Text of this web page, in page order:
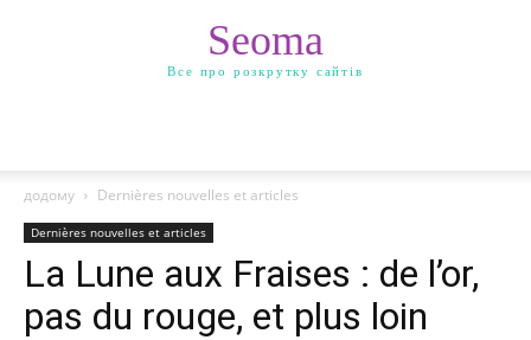
Seoma
Все про розкрутку сайтів
додому Dernières nouvelles et articles
Dernières nouvelles et articles
La Lune aux Fraises : de l’or,
pas du rouge, et plus loin